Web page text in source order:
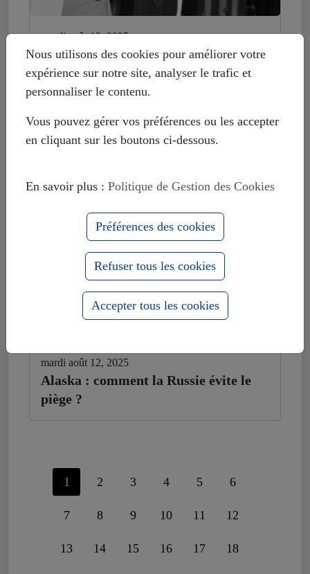
mardi août 12, 2025
Histoire déformée : les Européistes
veulent fonder leur unité sur la
russophobie
mardi août 12, 2025
Alaska : comment la Russie évite le
piège ?
1 2 3 4 5 6
7 8 9 10 11 12
13 14 15 16 17 18
Nous utilisons des cookies pour améliorer votre
expérience sur notre site, analyser le trafic et
personnaliser le contenu.
Vous pouvez gérer vos préférences ou les accepter
en cliquant sur les boutons ci-dessous.
En savoir plus : Politique de Gestion des Cookies
Préférences des cookies
Refuser tous les cookies
Accepter tous les cookies